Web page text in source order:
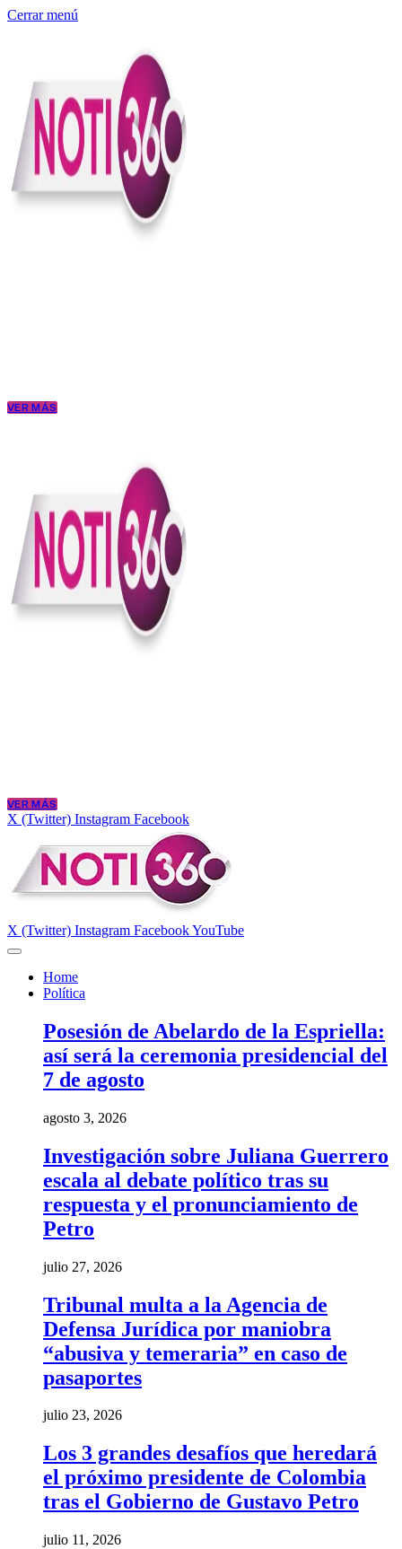
Cerrar menú
VER MÁS
VER MÁS
X (Twitter) Instagram Facebook
X (Twitter) Instagram FacebookYouTube
Home
Política
Posesión de Abelardo de la Espriella:
así será la ceremonia presidencial del
7 de agosto
agosto 3, 2026
Investigación sobre Juliana Guerrero
escala al debate político tras su
respuesta y el pronunciamiento de
Petro
julio 27, 2026
Tribunal multa a la Agencia de
Defensa Jurídica por maniobra
“abusiva y temeraria” en caso de
pasaportes
julio 23, 2026
Los 3 grandes desafíos que heredará
el próximo presidente de Colombia
tras el Gobierno de Gustavo Petro
julio 11, 2026